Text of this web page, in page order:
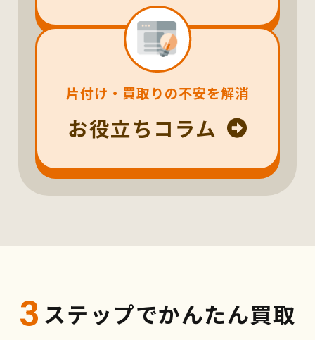
片付け・買取りの不安を解消
お役立ちコラム
3 ステップでかんたん買取